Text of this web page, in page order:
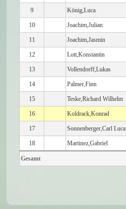
9 König,Luca
10 Joachim,Julian
11 Joachim,Jasmin
12 Lott,Konstantin
13 Vollendorff,Lukas
14 Palmer,Finn
15 Teske,Richard Wilhelm
16 Koldrack,Konrad
17 Sonnenberger,Carl Luca
18 Martinez,Gabriel
Gesamt